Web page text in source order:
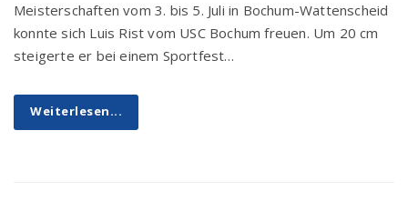
Meisterschaften vom 3. bis 5. Juli in Bochum-Wattenscheid
konnte sich Luis Rist vom USC Bochum freuen. Um 20 cm
steigerte er bei einem Sportfest…
Weiterlesen...